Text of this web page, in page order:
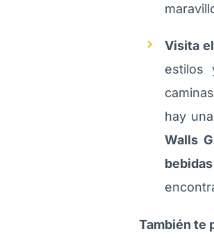
Visita
estilos
hay
Walls
También te